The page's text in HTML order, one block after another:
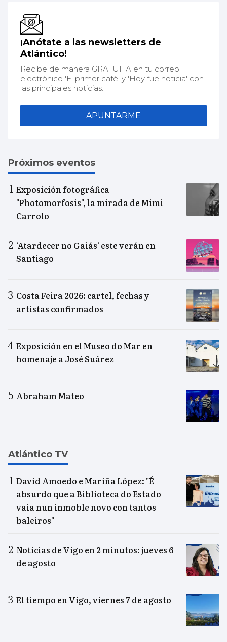
¡Anótate a las newsletters de
Atlántico!
Recibe de manera GRATUITA en tu correo
electrónico 'El primer café' y 'Hoy fue noticia' con
las principales noticias.
APUNTARME
Próximos eventos
Exposición fotográfica
"Photomorfosis", la mirada de Mimi
Carrolo
‘Atardecer no Gaiás’ este verán en
Santiago
Costa Feira 2026: cartel, fechas y
artistas confirmados
Exposición en el Museo do Mar en
homenaje a José Suárez
Abraham Mateo
Atlántico TV
David Amoedo e Mariña López: "É
absurdo que a Biblioteca do Estado
vaia nun inmoble novo con tantos
baleiros"
Noticias de Vigo en 2 minutos: jueves 6
de agosto
El tiempo en Vigo, viernes 7 de agosto